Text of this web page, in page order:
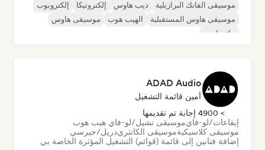
موسيقى الفانك البرازيلية ديب هاوس إلكترونيكا
إلكتروبوب
موسيقى هاوس المستقبلية
الهيب هوب
موسيقى هاوس
تيك هاوس
ADAD Audio
أمين قائمة التشغيل
> 4900 إجابة تم تقديمها
إيقاعات/لو-فايموسيقى تشيل/لو-فاي هيب هوب
موسيقى كلاسيكيةموسيقى الكانتريدريل/جيرسي
إضافة فنانين إلى قائمة (قوائم) التشغيل المؤثرة الخاصة بي